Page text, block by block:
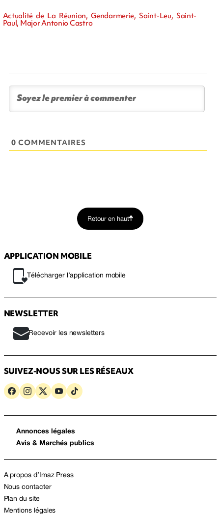
Actualité de La Réunion, Gendarmerie, Saint-Leu, Saint-
Paul, Major Antonio Castro
0 COMMENTAIRES
Retour en haut
APPLICATION MOBILE
Télécharger l’application mobile
NEWSLETTER
Recevoir les newsletters
SUIVEZ-NOUS SUR LES RÉSEAUX
Annonces légales
Avis & Marchés publics
A propos d’Imaz Press
Nous contacter
Plan du site
Mentions légales